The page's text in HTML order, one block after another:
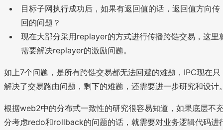
目标子网执行成功后，如果有返回值的话，返回值方向传
回的问题？
现在大部分采用replayer的方式进行传播跨链交易，这里
需要解决replayer的激励问题。
如上7个问题，是所有跨链交易都无法回避的难题，IPC现在只
解决了交易路由问题，剩下的难题，还需要进一步研究和设计
根据web2中的分布式一致性的研究很容易知道，如果底层不
分考虑redo和rollback的问题的话，就需要对业务逻辑代码进